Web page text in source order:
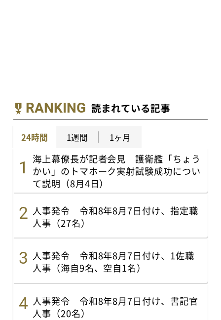
RANKING 読まれている記事
24時間 1週間 1ヶ月
海上幕僚長が記者会見 護衛艦「ちょう
かい」のトマホーク実射試験成功につい
て説明（8月4日）
人事発令 令和8年8月7日付け、指定職
人事（27名）
人事発令 令和8年8月7日付け、1佐職
人事（海自9名、空自1名）
人事発令 令和8年8月7日付け、書記官
人事（20名）